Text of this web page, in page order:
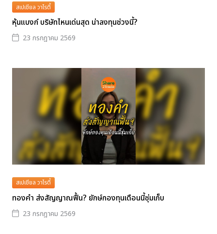
สเปเชียล วาไรตี้
หุ้นแบงก์ บริษัทไหนเด่นสุด น่าลงทุนช่วงนี้?
23 กรกฎาคม 2569
สเปเชียล วาไรตี้
ทองคำ ส่งสัญญาณฟื้น? ยักษ์กองทุนเดือนนี้ซุ่มเก็บ
23 กรกฎาคม 2569